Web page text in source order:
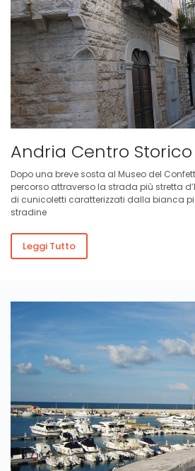
Andria Centro Storico
Dopo una breve sosta al Museo del
percorso attraverso la strada più stretta
di cunicoletti caratterizzati dalla bianca
stradine
Leggi Tutto